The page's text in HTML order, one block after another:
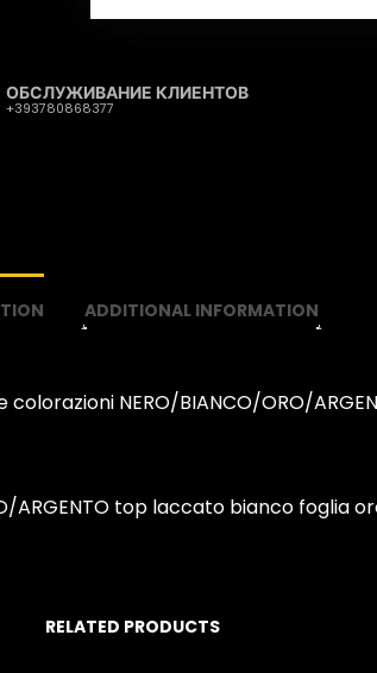
ОБСЛУЖИВАНИЕ КЛИЕНТОВ
+393780868377
ADDITIONAL INFORMATION
NERO/BIANCO/ORO/
ARGENTO top laccato bianco foglia
RELATED PRODUCTS